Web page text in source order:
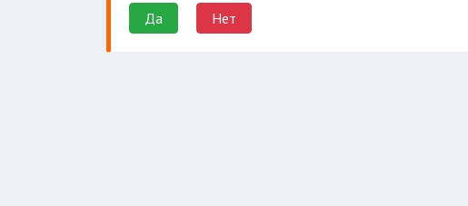
Да Нет